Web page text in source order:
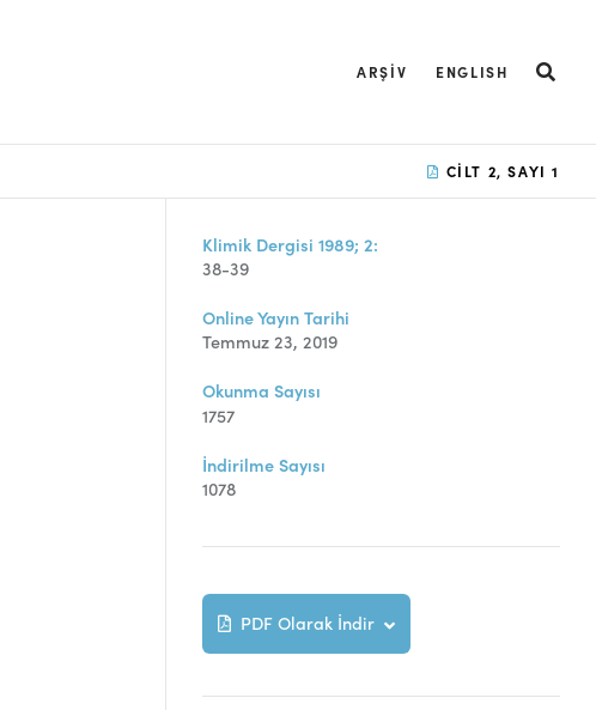
ARŞIV ENGLISH
CILT 2, SAYI 1
Klimik Dergisi 1989; 2:
38-39
Online Yayın Tarihi
Temmuz 23, 2019
Okunma Sayısı
1757
İndirilme Sayısı
1078
PDF Olarak İndir